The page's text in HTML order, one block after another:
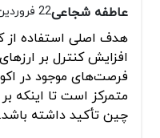
عاطفه شجاعی22 فروردین 1404 - 15:42
هدف اصلی استفاده
افزایش کنترل بر
فرصت‌های موجود در
متمرکز است تا اینکه
چین تأکید داشته باشد.